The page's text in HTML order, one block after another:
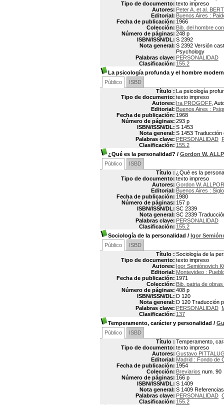
Tipo de documento: texto impreso
Autores: Peter A. et al.
Editorial: Buenos Aires :
Fecha de publicación: 1966
Colección: Bib. del hombre
Número de páginas: 248 p
ISBN/ISSN/DL: S 2392
Nota general: S 2392 Versión
Psychology
Palabras clave: PERSONALIDAD
Clasificación: 155.2
La psicología profunda y el hombre
Público
ISBD
Título : La psicología
Tipo de documento: texto impreso
Autores: Ira PROGOFF,
Editorial: Buenos Aires :
Fecha de publicación: 1968
Número de páginas: 293 p
ISBN/ISSN/DL: S 1453
Nota general: S 1453 Traducción
Palabras clave: PERSONALIDAD
Clasificación: 155.2
¿Qué es la personalidad? / Gordon W.
Público
ISBD
Título : ¿Qué es la
Tipo de documento: texto impreso
Autores: Gordon W.
Editorial: Buenos Aires :
Fecha de publicación: 1980
Número de páginas: 157 p
ISBN/ISSN/DL: SC 2339
Nota general: SC 2339
Palabras clave: PERSONALIDAD
Clasificación: 155.2
Sociología de la personalidad / Igor
Público
ISBD
Título : Sociología de la
Tipo de documento: texto impreso
Autores: Igor Semiónovich
Editorial: Montevideo :
Fecha de publicación: 1971
Colección: Bib. patria de
Número de páginas: 408 p
ISBN/ISSN/DL: D 120
Nota general: D 120 Traducción
Palabras clave: PERSONALIDAD
Clasificación: 137
Temperamento, carácter y personalidad /
Público
ISBD
Título : Temperamento,
Tipo de documento: texto impreso
Autores: Gustavo
Editorial: Madrid : Fondo de
Fecha de publicación: 1954
Colección: Breviarios num. 90
Número de páginas: 166 p
ISBN/ISSN/DL: S 1409
Nota general: S 1409
Palabras clave: PERSONALIDAD
Clasificación: 155.2